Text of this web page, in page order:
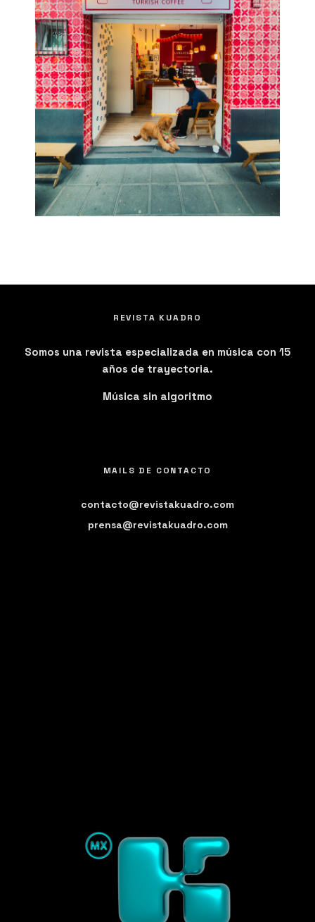
REVISTA KUADRO
Somos una revista especializada en música con 15
años de trayectoria.
Música sin algoritmo
MAILS DE CONTACTO
contacto@revistakuadro.com
prensa@revistakuadro.com